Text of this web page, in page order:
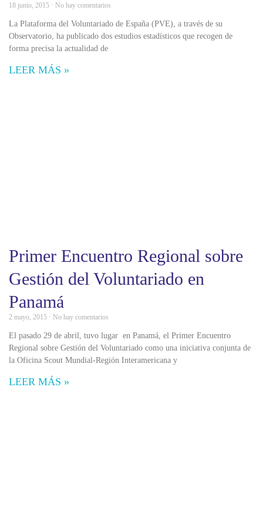
18 junio, 2015 No hay comentarios
La Plataforma del Voluntariado de España (PVE), a través de su
Observatorio, ha publicado dos estudios estadísticos que recogen de
forma precisa la actualidad de
LEER MÁS »
Primer Encuentro Regional sobre
Gestión del Voluntariado en
Panamá
2 mayo, 2015 No hay comentarios
El pasado 29 de abril, tuvo lugar en Panamá, el Primer Encuentro
Regional sobre Gestión del Voluntariado como una iniciativa conjunta de
la Oficina Scout Mundial-Región Interamericana y
LEER MÁS »